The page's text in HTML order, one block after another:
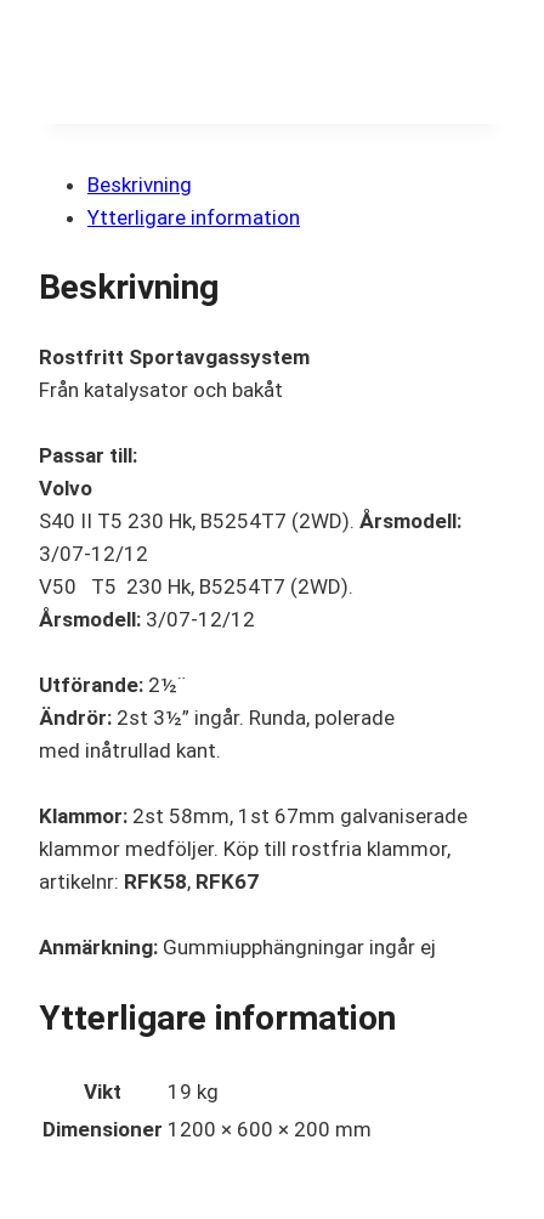
Beskrivning
Ytterligare information
Beskrivning
Rostfritt Sportavgassystem
Från katalysator och bakåt
Passar till:
Volvo
S40 II T5 230 Hk, B5254T7 (2WD). Årsmodell:
3/07-12/12
V50 T5 230 Hk, B5254T7 (2WD).
Årsmodell: 3/07-12/12
Utförande: 2½¨
Ändrör: 2st 3½” ingår. Runda, polerade
med inåtrullad kant.
Klammor: 2st 58mm, 1st 67mm galvaniserade
klammor medföljer. Köp till rostfria klammor,
artikelnr: RFK58, RFK67
Anmärkning: Gummiupphängningar ingår ej
Ytterligare information
Vikt
19 kg
Dimensioner 1200 × 600 × 200 mm